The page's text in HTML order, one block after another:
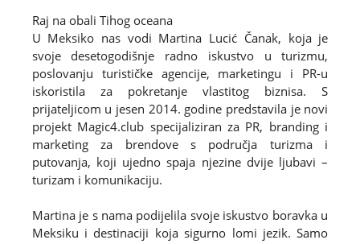
Raj na obali Tihog oceana
U Meksiko nas vodi Martina Lucić Čanak, koja je
svoje desetogodišnje radno iskustvo u turizmu,
poslovanju turističke agencije, marketingu i PR-u
iskoristila za pokretanje vlastitog biznisa. S
prijateljicom u jesen 2014. godine predstavila je novi
projekt Magic4.club specijaliziran za PR, branding i
marketing za brendove s područja turizma i
putovanja, koji ujedno spaja njezine dvije ljubavi –
turizam i komunikaciju.
Martina je s nama podijelila svoje iskustvo boravka u
Meksiku i destinaciji koja sigurno lomi jezik. Samo